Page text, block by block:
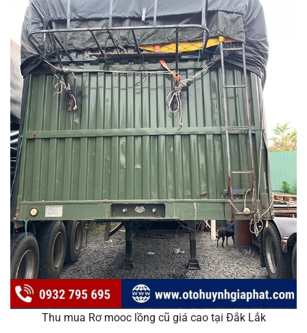
Thu mua Rơ mooc lồng cũ giá cao tại Đắk Lắk